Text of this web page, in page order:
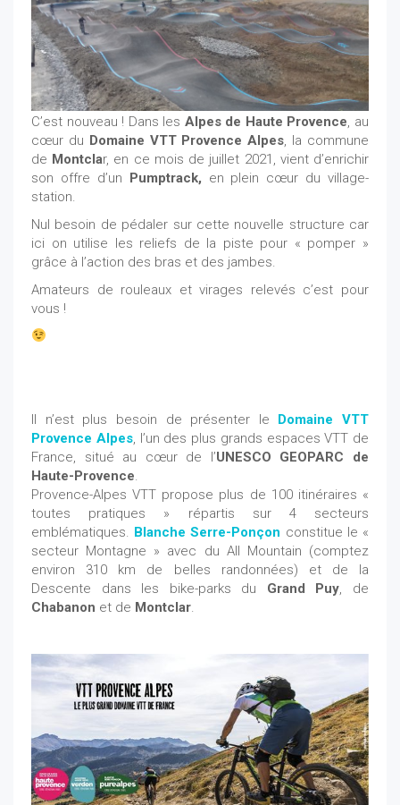
C’est nouveau ! Dans les Alpes de Haute Provence, au
cœur du Domaine VTT Provence Alpes, la commune
de Montclar, en ce mois de juillet 2021, vient d’enrichir
son offre d’un Pumptrack, en plein cœur du village-
station.
Nul besoin de pédaler sur cette nouvelle structure car
ici on utilise les reliefs de la piste pour « pomper »
grâce à l’action des bras et des jambes.
Amateurs de rouleaux et virages relevés c’est pour
vous !
Il n’est plus besoin de présenter le Domaine VTT
Provence Alpes, l’un des plus grands espaces VTT de
France, situé au cœur de l’UNESCO GEOPARC de
Haute-Provence.
Provence-Alpes VTT propose plus de 100 itinéraires «
toutes pratiques » répartis sur 4 secteurs
emblématiques. Blanche Serre-Ponçon constitue le «
secteur Montagne » avec du All Mountain (comptez
environ 310 km de belles randonnées) et de la
Descente dans les bike-parks du Grand Puy, de
Chabanon et de Montclar.